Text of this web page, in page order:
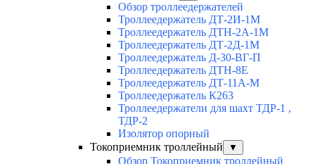
Обзор троллеедержателей
Троллеедержатель ДТ-2И-1М
Троллеедержатель ДТН-2А-1М
Троллеедержатель ДТ-2Д-1М
Троллеедержатель Д-30-ВГ-П
Троллеедержатель ДТН-8Е
Троллеедержатель ДТ-11А-М
Троллеедержатель К263
Троллеедержатели для шахт ТДР-1 ,
ТДР-2
Изолятор опорный
Токоприемник троллейный
▼
Обзор Токоприемник троллейный